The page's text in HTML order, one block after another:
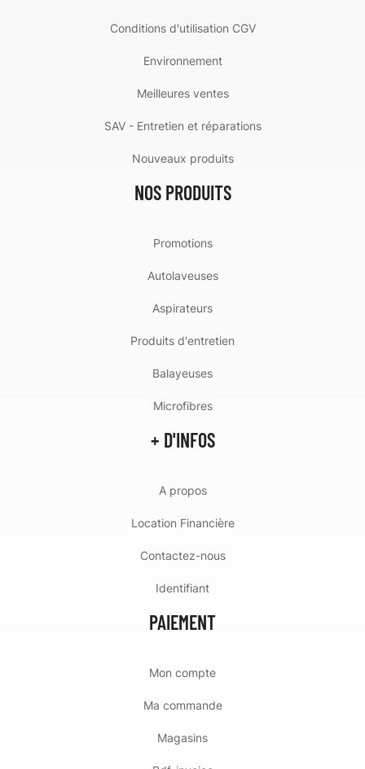
Conditions d'utilisation CGV
Environnement
Meilleures ventes
SAV - Entretien et réparations
Nouveaux produits
NOS PRODUITS
Promotions
Autolaveuses
Aspirateurs
Produits d'entretien
Balayeuses
Microfibres
+ D'INFOS
A propos
Location Financière
Contactez-nous
Identifiant
PAIEMENT
Mon compte
Ma commande
Magasins